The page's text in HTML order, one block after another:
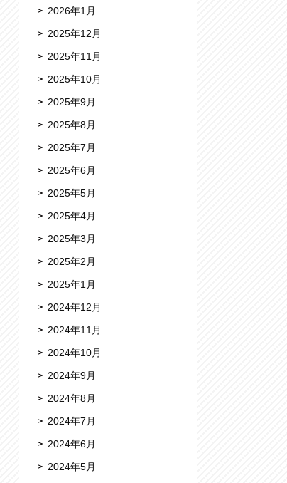
2026年1月
2025年12月
2025年11月
2025年10月
2025年9月
2025年8月
2025年7月
2025年6月
2025年5月
2025年4月
2025年3月
2025年2月
2025年1月
2024年12月
2024年11月
2024年10月
2024年9月
2024年8月
2024年7月
2024年6月
2024年5月